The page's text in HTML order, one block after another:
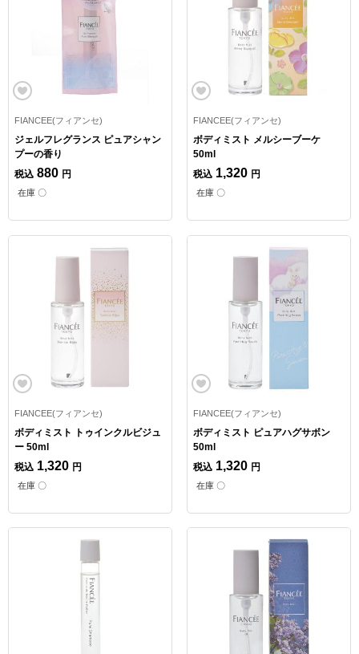
FIANCEE(フィアンセ)
ジェルフレグランス ピュアシャン
プーの香り
税込 880 円
在庫 〇
FIANCEE(フィアンセ)
ボディミスト メルシーブーケ
50ml
税込 1,320 円
在庫 〇
FIANCEE(フィアンセ)
ボディミスト トゥインクルビジュ
ー 50ml
税込 1,320 円
在庫 〇
FIANCEE(フィアンセ)
ボディミスト ピュアハグサボン
50ml
税込 1,320 円
在庫 〇